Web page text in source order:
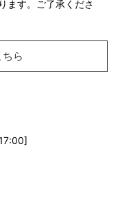
ます。ご了承くださ
ら